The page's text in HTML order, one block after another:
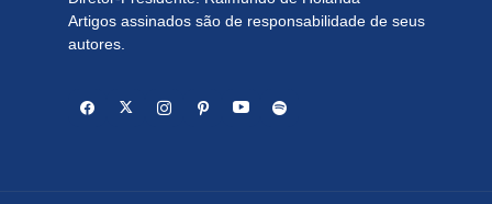
Artigos assinados são de responsabilidade de seus
autores.